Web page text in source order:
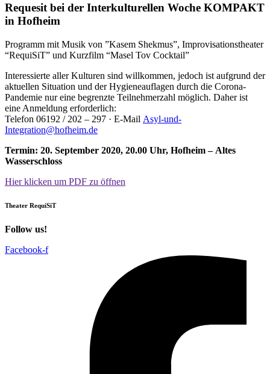
Requesit bei der Interkulturellen Woche KOMPAKT
in Hofheim
Programm mit Musik von ”Kasem Shekmus”, Improvisationstheater
“RequiSiT” und Kurzfilm “Masel Tov Cocktail”
Interessierte aller Kulturen sind willkommen, jedoch ist aufgrund der
aktuellen Situation und der Hygieneauflagen durch die Corona-
Pandemie nur eine begrenzte Teilnehmerzahl möglich. Daher ist
eine Anmeldung erforderlich:
Telefon 06192 / 202 – 297 · E-Mail Asyl-und-
Integration@hofheim.de
Termin: 20. September 2020, 20.00 Uhr, Hofheim – Altes
Wasserschloss
Hier klicken um PDF zu öffnen
Theater RequiSiT
Follow us!
Facebook-f